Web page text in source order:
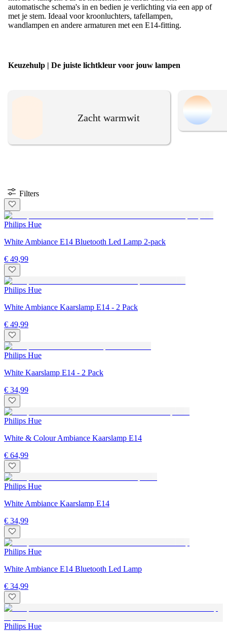
automatische schema's in en bedien je verlichting via een app of
met je stem. Ideaal voor kroonluchters, tafellampen,
wandlampen en andere armaturen met een E14-fitting.
Keuzehulp | De juiste lichtkleur voor jouw lampen
Zacht warmwit
Filters
Philips Hue
White Ambiance E14 Bluetooth Led Lamp 2-pack
€ 49,99
Philips Hue
White Ambiance Kaarslamp E14 - 2 Pack
€ 49,99
Philips Hue
White Kaarslamp E14 - 2 Pack
€ 34,99
Philips Hue
White & Colour Ambiance Kaarslamp E14
€ 64,99
Philips Hue
White Ambiance Kaarslamp E14
€ 34,99
Philips Hue
White Ambiance E14 Bluetooth Led Lamp
€ 34,99
Philips Hue